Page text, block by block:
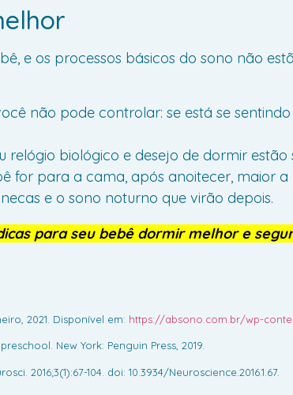
e os processos básicos do sono não
não pode controlar: se está se
biológico e desejo de dormir estão
for para a cama, após anoitecer, maior a
e o sono noturno que virão depois.
para seu bebê dormir melhor e
2021. Disponível em: https://absono.com.br/wp-
New York: Penguin Press, 2019.
2016;3(1):67-104. doi: 10.3934/Neuroscience.2016.1.67.